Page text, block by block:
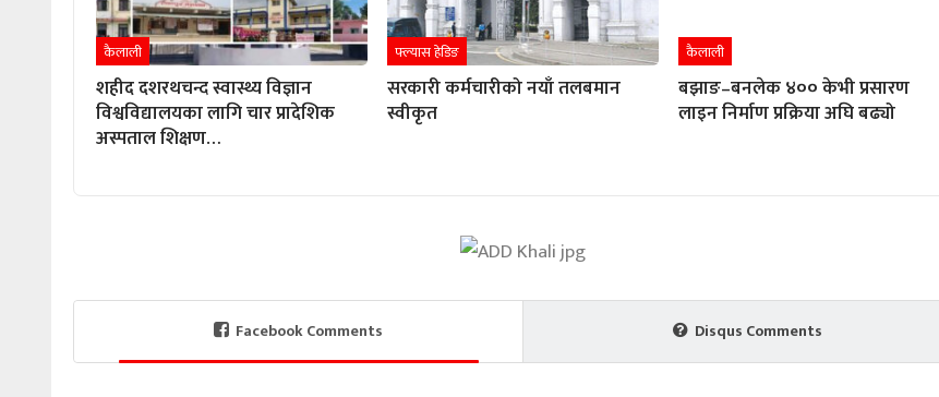
कैलाली
शहीद दशरथचन्द स्वास्थ्य विज्ञान
विश्वविद्यालयका लागि चार प्रादेशिक
अस्पताल शिक्षण…
फ्ल्यास हेडिङ
सरकारी कर्मचारीको नयाँ तलबमान
स्वीकृत
कैलाली
बझाङ–बनलेक ४०० केभी प्रसारण
लाइन निर्माण प्रक्रिया अघि बढ्यो
Facebook Comments Disqus Comments